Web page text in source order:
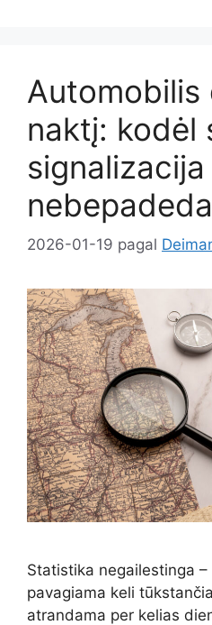
Automobilis
naktį: kodėl
signalizacija
nebepadeda
2026-01-19 pagal
Statistika negailestinga
pavagiama keli
atrandama per kelias